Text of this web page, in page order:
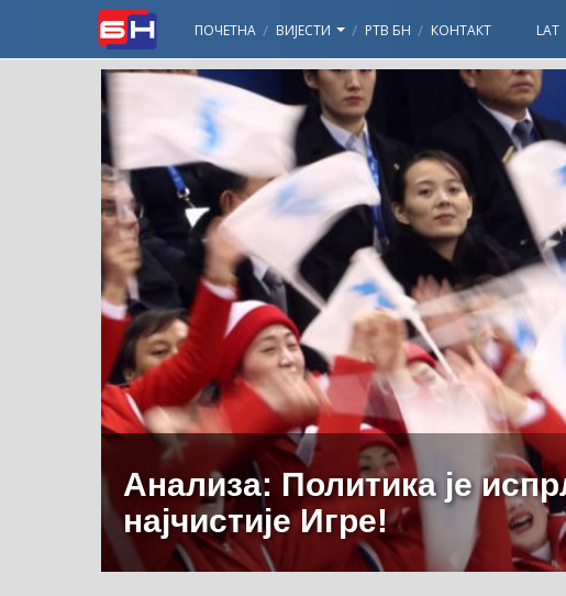
ПОЧЕТНА ВИЈЕСТИ РТВ БН КОНТАКТ LAT
Анализа: Политика је
најчистије Игре!